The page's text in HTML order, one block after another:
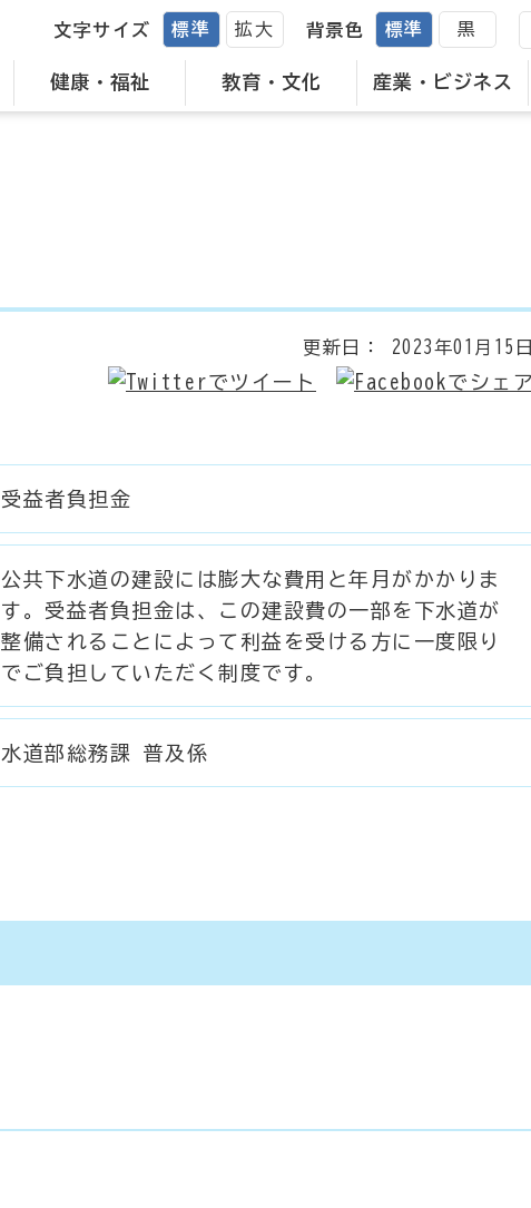
健康・福祉 教育・文化 産業・ビジネス
文字サイズ 標準 拡大 背景色 標準 黒
更新日： 2023年01月15日
受益者負担金
公共下水道の建設には膨大な費用と年月がかかりま
す。受益者負担金は、この建設費の一部を下水道が
整備されることによって利益を受ける方に一度限り
でご負担していただく制度です。
水道部総務課 普及係